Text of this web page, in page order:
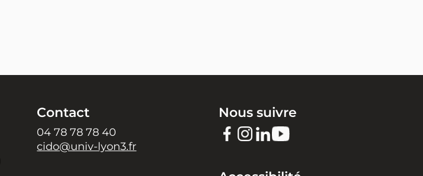
Contact
04 78 78 78 40
cido@univ-lyon3.fr
Nous suivre